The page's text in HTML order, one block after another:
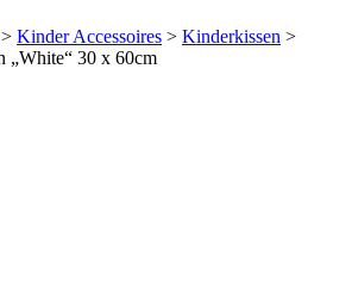
Kinder Accessoires > Kinderkissen >
„White“ 30 x 60cm